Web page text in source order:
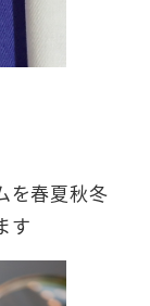
を春夏秋冬
す